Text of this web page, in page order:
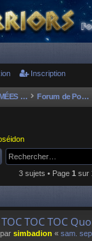
Inscription
LES ARMÉES DIVINES - FORUMS DE CLAN Forum de Poséidon
3 sujets • Page 1 sur
TOC TOC
simbadion « sam.